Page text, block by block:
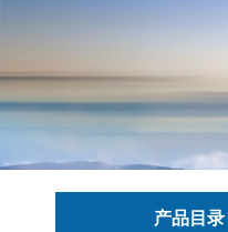
产品目录